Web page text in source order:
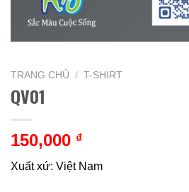
TRANG CHỦ / T-SHIRT
QV01
150,000 ₫
Xuất xứ: Việt Nam